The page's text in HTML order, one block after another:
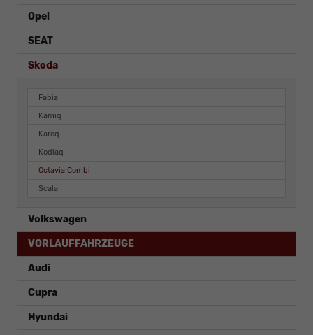
Opel
SEAT
Skoda
Fabia
Kamiq
Karoq
Kodiaq
Octavia Combi
Scala
Volkswagen
VORLAUFFAHRZEUGE
Audi
Cupra
Hyundai